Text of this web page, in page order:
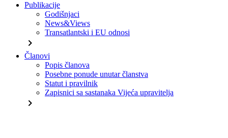
Publikacije
Godišnjaci
News&Views
Transatlantski i EU odnosi
chevron_right
Članovi
Popis članova
Posebne ponude unutar članstva
Statut i pravilnik
Zapisnici sa sastanaka Vijeća upravitelja
chevron_right